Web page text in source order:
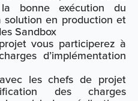
bonne exécution du
en production et
Sandbox
vous participerez à
d’implémentation
les chefs de projet
des charges